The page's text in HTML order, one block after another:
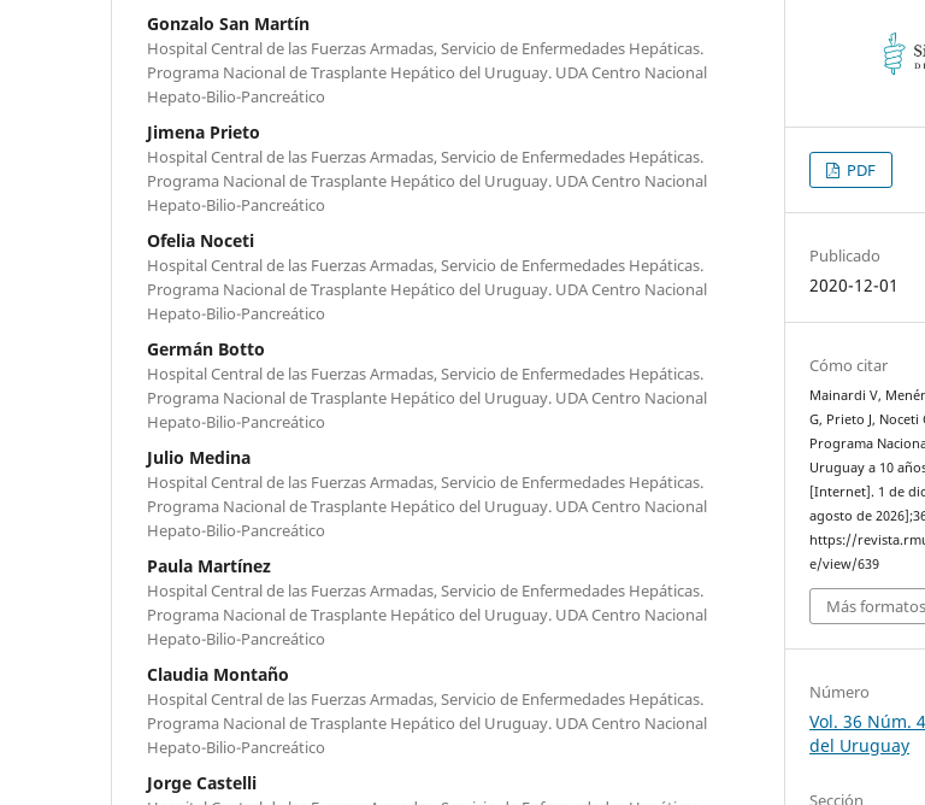
Gonzalo San Martín
Hospital Central de las Fuerzas Armadas, Servicio de Enfermedades Hepáticas.
Programa Nacional de Trasplante Hepático del Uruguay. UDA Centro Nacional
Hepato-Bilio-Pancreático
Jimena Prieto
Hospital Central de las Fuerzas Armadas, Servicio de Enfermedades Hepáticas.
Programa Nacional de Trasplante Hepático del Uruguay. UDA Centro Nacional
Hepato-Bilio-Pancreático
Ofelia Noceti
Hospital Central de las Fuerzas Armadas, Servicio de Enfermedades Hepáticas.
Programa Nacional de Trasplante Hepático del Uruguay. UDA Centro Nacional
Hepato-Bilio-Pancreático
Germán Botto
Hospital Central de las Fuerzas Armadas, Servicio de Enfermedades Hepáticas.
Programa Nacional de Trasplante Hepático del Uruguay. UDA Centro Nacional
Hepato-Bilio-Pancreático
Julio Medina
Hospital Central de las Fuerzas Armadas, Servicio de Enfermedades Hepáticas.
Programa Nacional de Trasplante Hepático del Uruguay. UDA Centro Nacional
Hepato-Bilio-Pancreático
Paula Martínez
Hospital Central de las Fuerzas Armadas, Servicio de Enfermedades Hepáticas.
Programa Nacional de Trasplante Hepático del Uruguay. UDA Centro Nacional
Hepato-Bilio-Pancreático
Claudia Montaño
Hospital Central de las Fuerzas Armadas, Servicio de Enfermedades Hepáticas.
Programa Nacional de Trasplante Hepático del Uruguay. UDA Centro Nacional
Hepato-Bilio-Pancreático
Jorge Castelli
PDF
Publicado
2020-12-01
Cómo citar
Mainardi V,
G, Prieto J, Noceti
Programa
Uruguay a 10
[Internet]. 1 de
agosto de
https://
e/view/639
Más
Número
Vol. 36 Núm.
del Uruguay
Sección